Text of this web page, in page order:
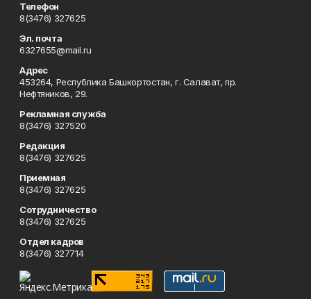
Телефон
8(3476) 327625
Эл. почта
6327655@mail.ru
Адрес
453264, Республика Башкортостан, г. Салават, пр.
Нефтяников, 29.
Рекламная служба
8(3476) 327520
Редакция
8(3476) 327625
Приемная
8(3476) 327625
Сотрудничество
8(3476) 327625
Отдел кадров
8(3476) 327714